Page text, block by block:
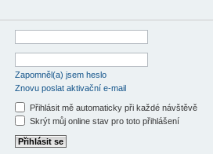
Zapomněl(a) jsem heslo
Znovu poslat aktivační e-mail
Přihlásit mě automaticky při každé návštěvě
Skrýt můj online stav pro toto přihlášení